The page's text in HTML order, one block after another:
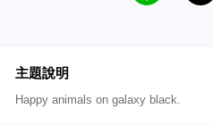
主題說明
Happy animals on galaxy black.